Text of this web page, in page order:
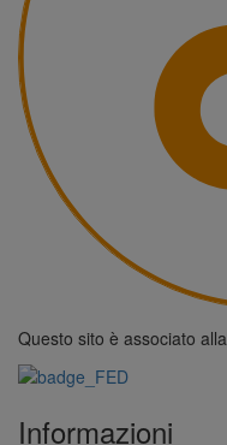
Questo sito è associato alla
Informazioni